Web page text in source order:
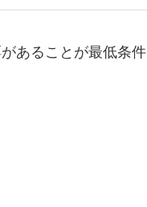
あることが最低条件